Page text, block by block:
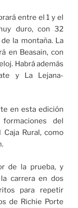
entre el 1 y el
duro, con 32
la montaña. La
en Beasain, con
Habrá además
y La Lejana-
en esta edición
del
Rural, como
de la prueba, y
carrera en dos
para repetir
de Richie Porte